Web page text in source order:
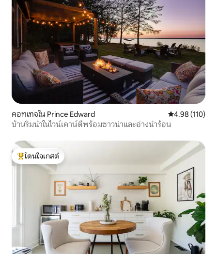
คอทเทจใน Prince Edward คะแนนเฉลี่ย
4.98 (110)
บ้านริมน้ำในไวน์เคาน์ตี้พร้อมซาวน่าและอ่างน้ำร้อน
โดนใจเกสต์ที่สุด
โดนใจเกสต์